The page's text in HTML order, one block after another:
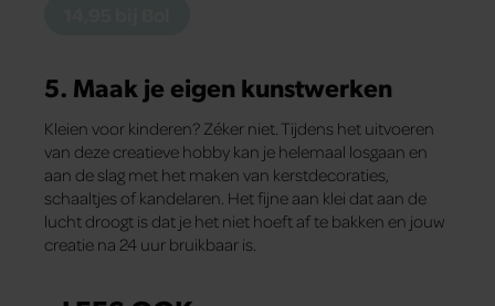
5. Maak je eigen kunstwerken
Kleien voor kinderen? Zéker niet. Tijdens het uitvoeren
van deze creatieve hobby kan je helemaal losgaan en
aan de slag met het maken van kerstdecoraties,
schaaltjes of kandelaren. Het fijne aan klei dat aan de
lucht droogt is dat je het niet hoeft af te bakken en jouw
creatie na 24 uur bruikbaar is.